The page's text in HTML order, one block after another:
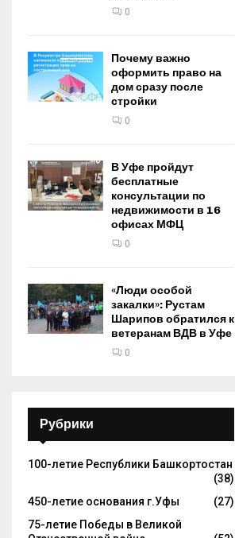
0
Почему важно
оформить право на
дом сразу после
стройки
0
В Уфе пройдут
бесплатные
консультации по
недвижимости в 16
офисах МФЦ
0
«Люди особой
закалки»: Рустам
Шарипов обратился к
ветеранам ВДВ в Уфе
0
Рубрики
100-летие Республики Башкортостан
(38)
450-летие основания г.Уфы
(27)
75-летие Победы в Великой